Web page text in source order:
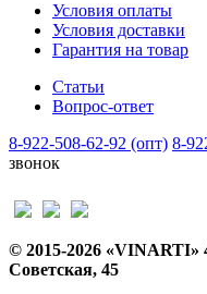
Условия оплаты
Условия доставки
Гарантия на товар
Статьи
Вопрос-ответ
8-922-508-62-92 (опт) 8-
звонок
© 2015-2026 «VINARTI»
Советская, 45